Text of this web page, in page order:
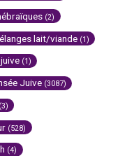
(2)
lait/viande (1)
(1)
Juive (3087)
(3)
(528)
(4)